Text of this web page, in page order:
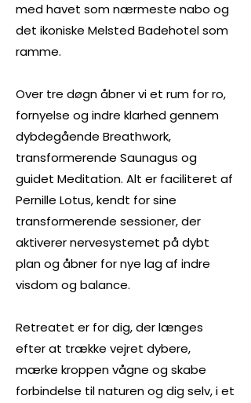
med havet som nærmeste nabo og
det ikoniske Melsted Badehotel som
ramme.
Over tre døgn åbner vi et rum for ro,
fornyelse og indre klarhed gennem
dybdegående Breathwork,
transformerende Saunagus og
guidet Meditation. Alt er faciliteret af
Pernille Lotus, kendt for sine
transformerende sessioner, der
aktiverer nervesystemet på dybt
plan og åbner for nye lag af indre
visdom og balance.
Retreatet er for dig, der længes
efter at trække vejret dybere,
mærke kroppen vågne og skabe
forbindelse til naturen og dig selv, i et